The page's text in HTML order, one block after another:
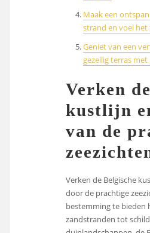
Maak een
strand en voel het
Geniet van een
gezellig terras
Verken
kustlijn
van de
Verken de Belgische
door de prachtige
bestemming te bieden
zandstranden tot